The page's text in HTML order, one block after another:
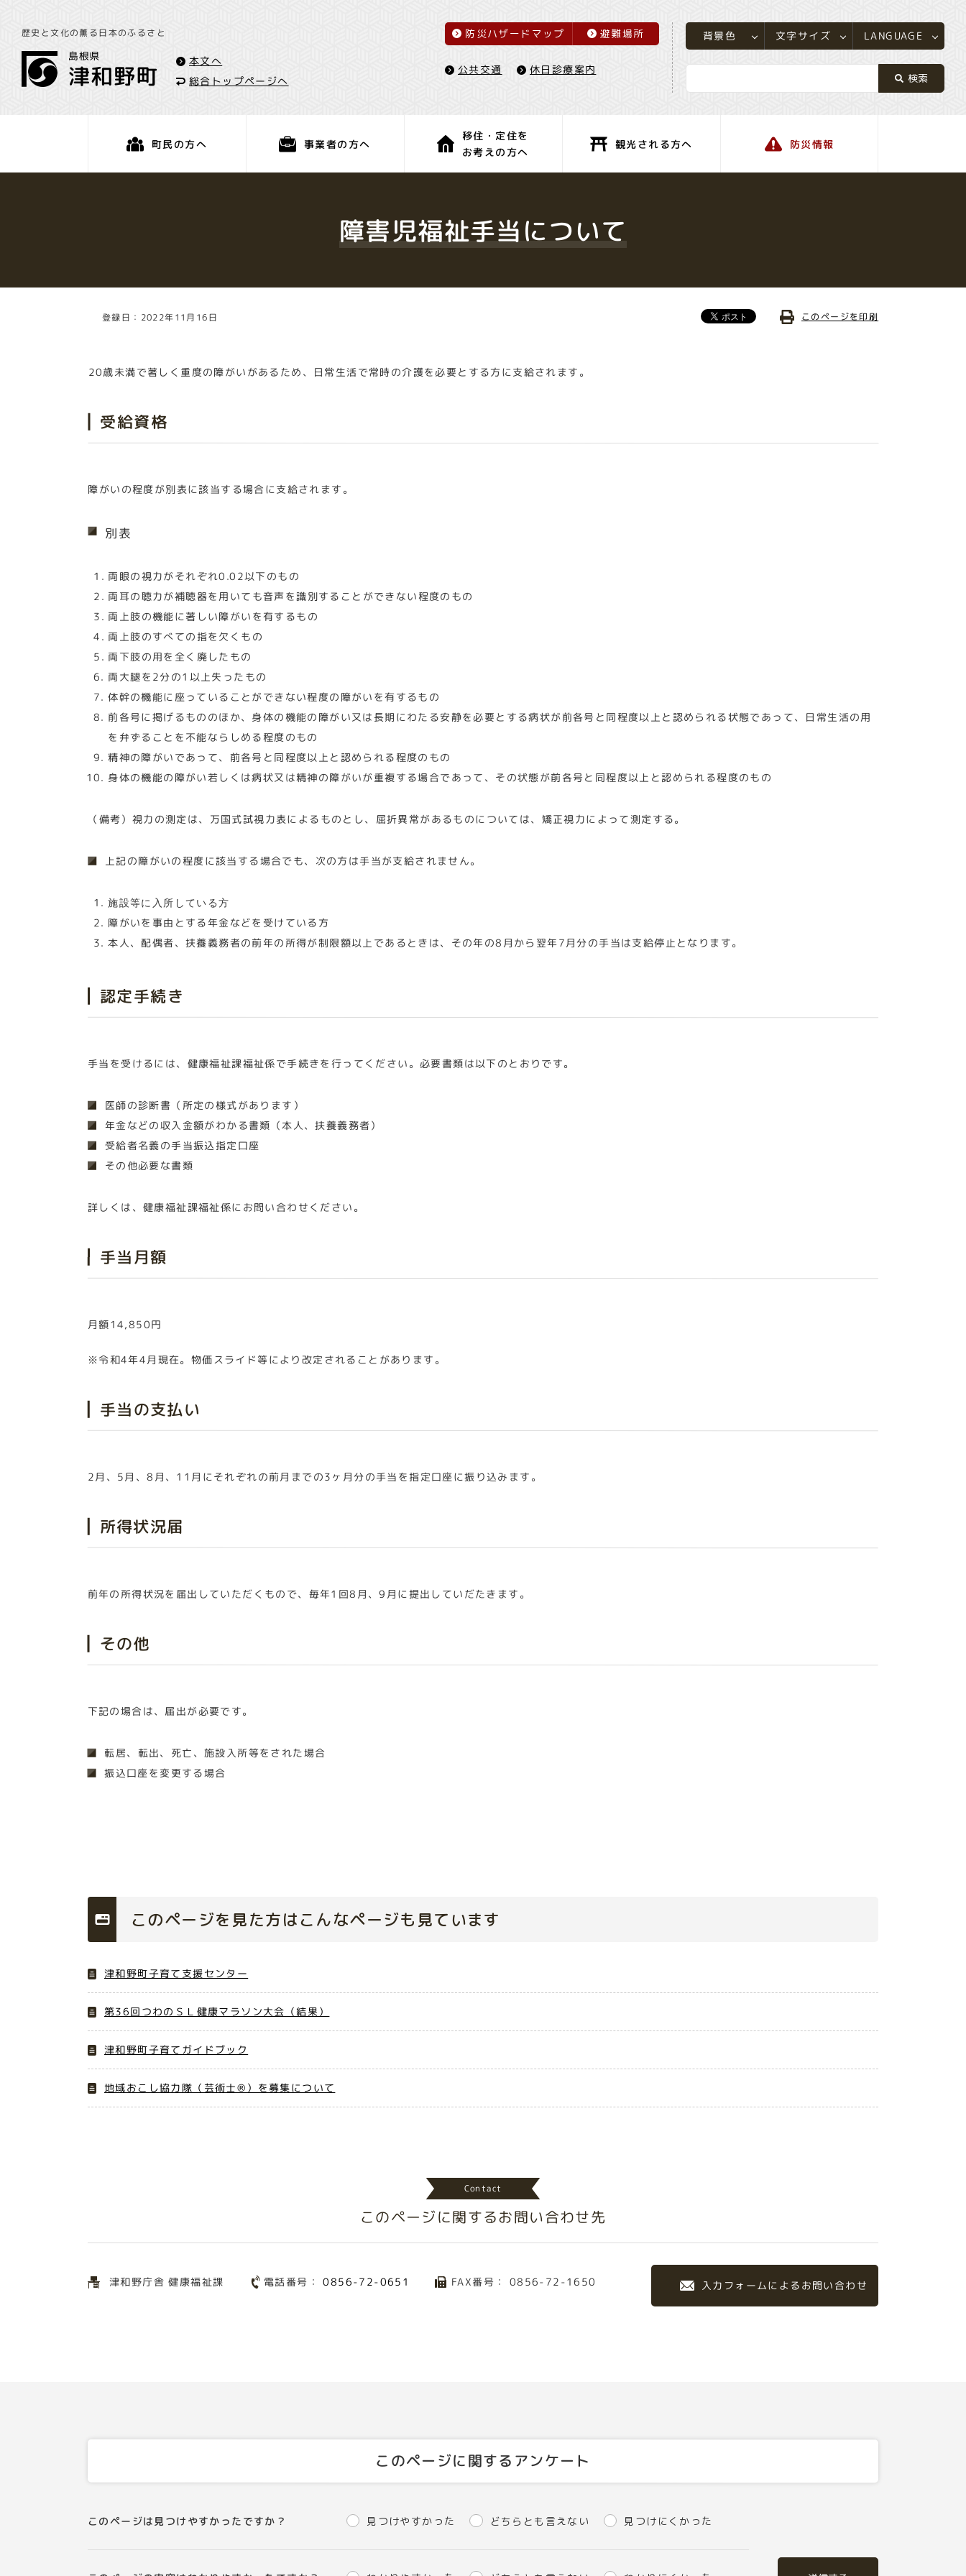
歴史と文化の薫る日本のふるさと
本文へ
総合トップページへ
防災ハザードマップ 避難場所
公共交通 休日診療案内
背景色 文字サイズ LANGUAGE
町民の方へ 事業者の方へ
移住・定住を
お考えの方へ
観光される方へ 防災情報
障害児福祉手当について
登録日：2022年11月16日 このページを印刷
20歳未満で著しく重度の障がいがあるため、日常生活で常時の介護を必要とする方に支給されます。
受給資格
障がいの程度が別表に該当する場合に支給されます。
別表
両眼の視力がそれぞれ0.02以下のもの
両耳の聴力が補聴器を用いても音声を識別することができない程度のもの
両上肢の機能に著しい障がいを有するもの
両上肢のすべての指を欠くもの
両下肢の用を全く廃したもの
両大腿を2分の1以上失ったもの
体幹の機能に座っていることができない程度の障がいを有するもの
前各号に掲げるもののほか、身体の機能の障がい又は長期にわたる安静を必要とする病状が前各号と同程度以上と認められる状態であって、日常生活の用
を弁ずることを不能ならしめる程度のもの
精神の障がいであって、前各号と同程度以上と認められる程度のもの
身体の機能の障がい若しくは病状又は精神の障がいが重複する場合であって、その状態が前各号と同程度以上と認められる程度のもの
（備考）視力の測定は、万国式試視力表によるものとし、屈折異常があるものについては、矯正視力によって測定する。
上記の障がいの程度に該当する場合でも、次の方は手当が支給されません。
施設等に入所している方
障がいを事由とする年金などを受けている方
本人、配偶者、扶養義務者の前年の所得が制限額以上であるときは、その年の8月から翌年7月分の手当は支給停止となります。
認定手続き
手当を受けるには、健康福祉課福祉係で手続きを行ってください。必要書類は以下のとおりです。
医師の診断書（所定の様式があります）
年金などの収入金額がわかる書類（本人、扶養義務者）
受給者名義の手当振込指定口座
その他必要な書類
詳しくは、健康福祉課福祉係にお問い合わせください。
手当月額
月額14,850円
※令和4年4月現在。物価スライド等により改定されることがあります。
手当の支払い
2月、5月、8月、11月にそれぞれの前月までの3ヶ月分の手当を指定口座に振り込みます。
所得状況届
前年の所得状況を届出していただくもので、毎年1回8月、9月に提出していだたきます。
その他
下記の場合は、届出が必要です。
転居、転出、死亡、施設入所等をされた場合
振込口座を変更する場合
このページを見た方はこんなページも見ています
津和野町子育て支援センター
第36回つわのＳＬ健康マラソン大会（結果）
津和野町子育てガイドブック
地域おこし協力隊（芸術士®）を募集について
Contact
このページに関するお問い合わせ先
津和野庁舎 健康福祉課 電話番号：0856-72-0651 FAX番号： 0856-72-1650 入力フォームによるお問い合わせ
このページに関するアンケート
このページは見つけやすかったですか？ 見つけやすかった どちらとも言えない 見つけにくかった